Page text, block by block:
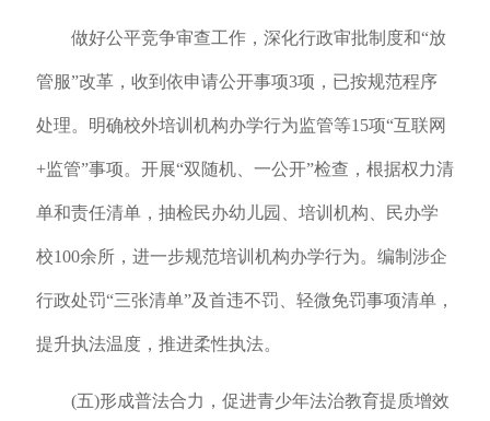
做好公平竞争审查工作，深化行政审批制度和“放
管服”改革，收到依申请公开事项3项，已按规范程序
处理。明确校外培训机构办学行为监管等15项“互联网
+监管”事项。开展“双随机、一公开”检查，根据权力清
单和责任清单，抽检民办幼儿园、培训机构、民办学
校100余所，进一步规范培训机构办学行为。编制涉企
行政处罚“三张清单”及首违不罚、轻微免罚事项清单，
提升执法温度，推进柔性执法。
(五)形成普法合力，促进青少年法治教育提质增效